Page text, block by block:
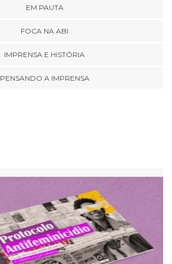
EM PAUTA
FOCA NA ABI
IMPRENSA E HISTÓRIA
PENSANDO A IMPRENSA